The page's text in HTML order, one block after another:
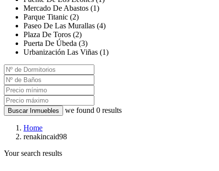
Mercado De Abastos (1)
Parque Titanic (2)
Paseo De Las Murallas (4)
Plaza De Toros (2)
Puerta De Úbeda (3)
Urbanización Las Viñas (1)
Buscar Inmuebles we found 0 results
Home
renakincaid98
Your search results